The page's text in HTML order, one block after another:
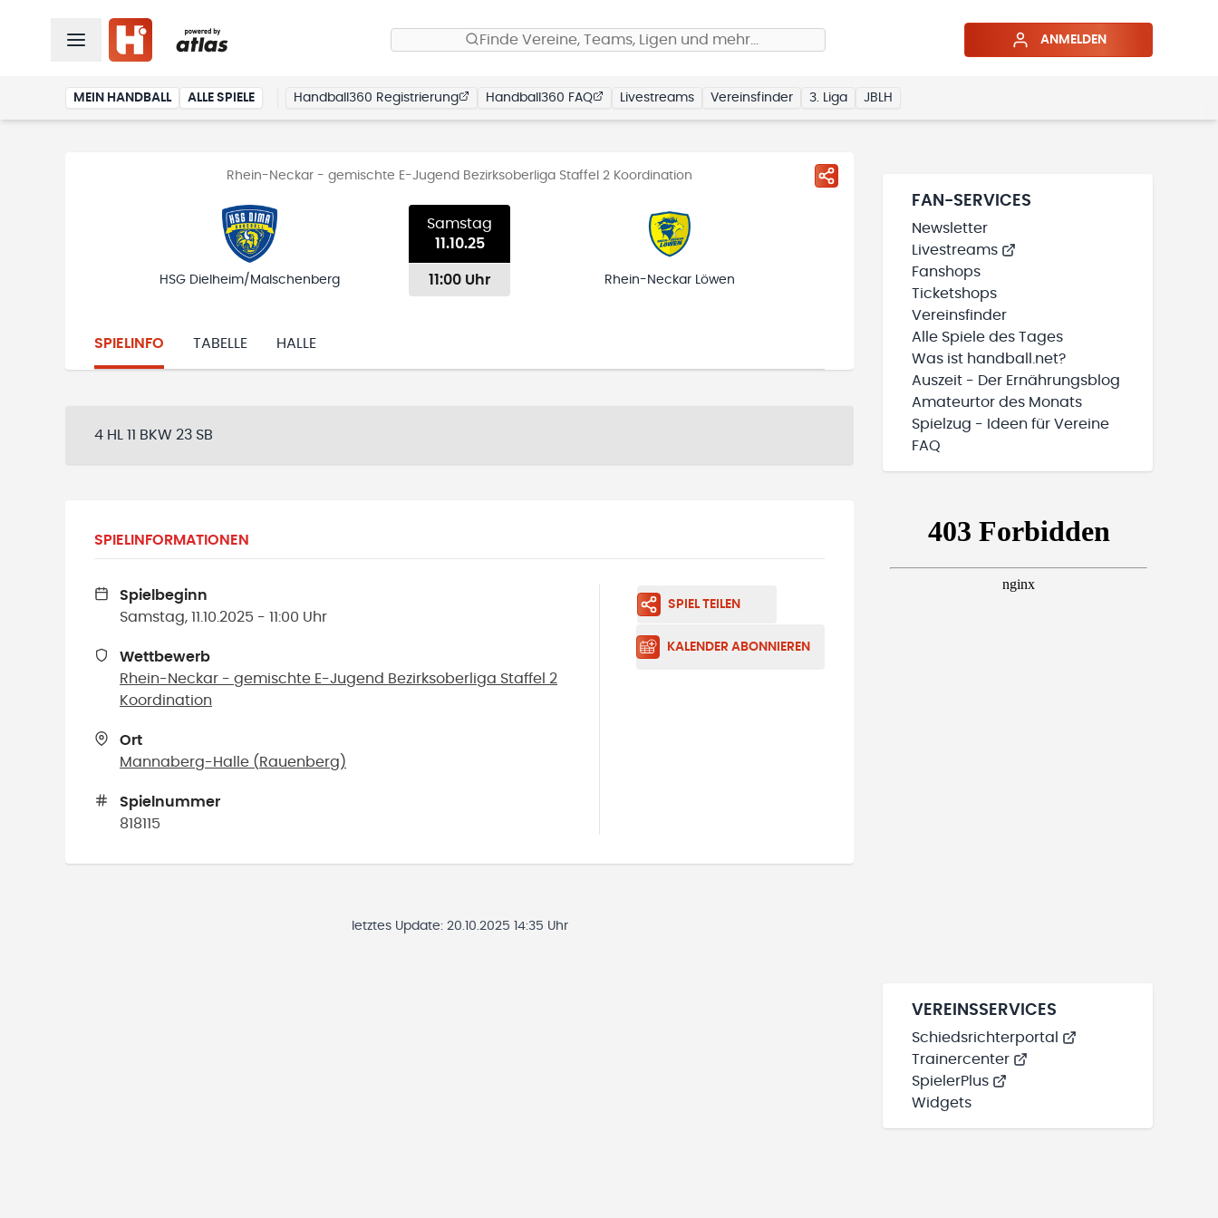
Finde Vereine, Teams, Ligen und mehr… ANMELDEN
MEIN HANDBALL ALLE SPIELE Handball360 Registrierung Handball360 FAQ Livestreams Vereinsfinder 3. Liga JBLH
Rhein-Neckar - gemischte E-Jugend Bezirksoberliga Staffel 2 Koordination
HSG Dielheim/Malschenberg
Samstag
11.10.25
11:00 Uhr Rhein-Neckar Löwen
SPIELINFO TABELLE HALLE
4 HL 11 BKW 23 SB
SPIELINFORMATIONEN
Spielbeginn
Samstag, 11.10.2025 - 11:00 Uhr
Wettbewerb
Rhein-Neckar - gemischte E-Jugend Bezirksoberliga Staffel 2
Koordination
Ort
Mannaberg-Halle ( Rauenberg )
Spielnummer
818115
SPIEL TEILEN
KALENDER ABONNIEREN
letztes Update: 20.10.2025 14:35 Uhr
FAN-SERVICES
Newsletter
Livestreams
Fanshops
Ticketshops
Vereinsfinder
Alle Spiele des Tages
Was ist handball.net?
Auszeit - Der Ernährungsblog
Amateurtor des Monats
Spielzug - Ideen für Vereine
FAQ
VEREINSSERVICES
Schiedsrichterportal
Trainercenter
SpielerPlus
Widgets